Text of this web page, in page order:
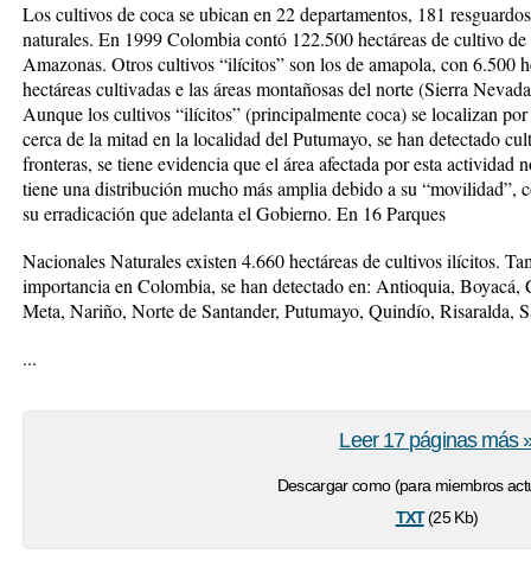
Los cultivos de coca se ubican en 22 departamentos, 181
naturales. En 1999 Colombia contó 122.500 hectáreas de cultivo
Amazonas. Otros cultivos “ilícitos” son los de amapola, con 6.500
hectáreas cultivadas e las áreas montañosas del norte (Sierra
Aunque los cultivos “ilícitos” (principalmente coca) se localizan
cerca de la mitad en la localidad del Putumayo, se han detectado
fronteras, se tiene evidencia que el área afectada por esta actividad
tiene una distribución mucho más amplia debido a su “movilidad”,
su erradicación que adelanta el Gobierno. En 16 Parques
Nacionales Naturales existen 4.660 hectáreas de cultivos ilícitos.
importancia en Colombia, se han detectado en: Antioquia, Boyacá,
Meta, Nariño, Norte de Santander, Putumayo, Quindío, Risaralda,
...
Descargar como (para miembros
txt(25 Kb)
Leer 17 páginas más